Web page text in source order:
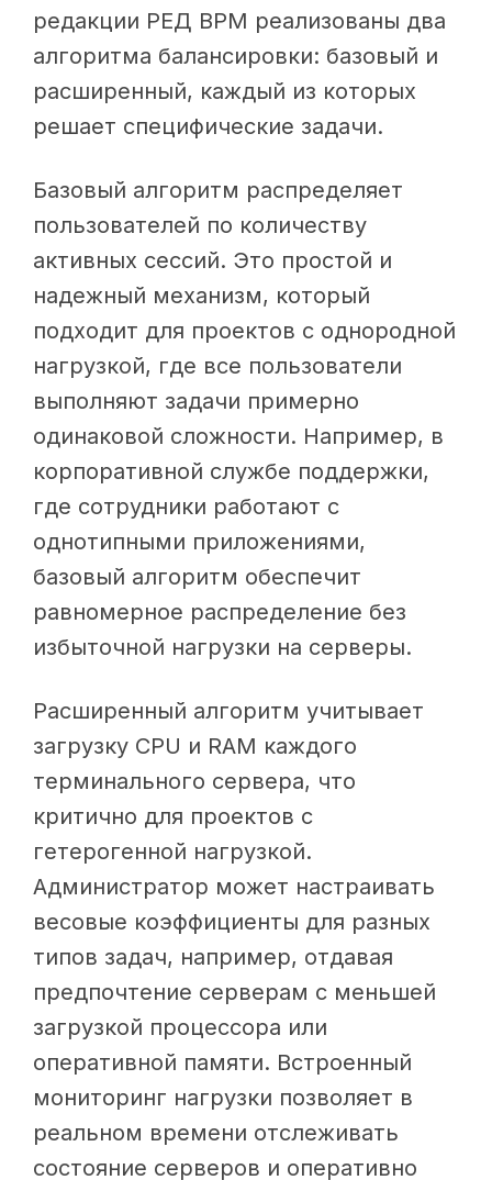
редакции РЕД ВРМ реализованы два
алгоритма балансировки: базовый и
расширенный, каждый из которых
решает специфические задачи.
Базовый алгоритм распределяет
пользователей по количеству
активных сессий. Это простой и
надежный механизм, который
подходит для проектов с однородной
нагрузкой, где все пользователи
выполняют задачи примерно
одинаковой сложности. Например, в
корпоративной службе поддержки,
где сотрудники работают с
однотипными приложениями,
базовый алгоритм обеспечит
равномерное распределение без
избыточной нагрузки на серверы.
Расширенный алгоритм учитывает
загрузку CPU и RAM каждого
терминального сервера, что
критично для проектов с
гетерогенной нагрузкой.
Администратор может настраивать
весовые коэффициенты для разных
типов задач, например, отдавая
предпочтение серверам с меньшей
загрузкой процессора или
оперативной памяти. Встроенный
мониторинг нагрузки позволяет в
реальном времени отслеживать
состояние серверов и оперативно